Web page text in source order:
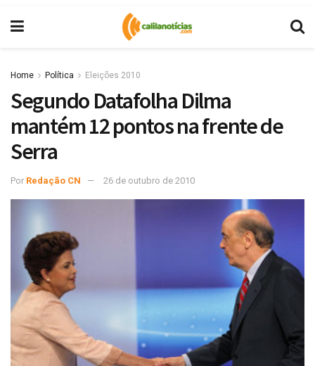
Home Política Eleições 2010
Segundo Datafolha Dilma
mantém 12 pontos na frente de
Serra
Por Redação CN 26 de outubro de 2010